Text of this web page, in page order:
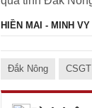
HIỀN MAI - MINH
Đắk Nông CSGT